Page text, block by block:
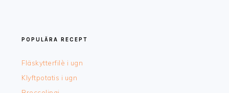
POPULÄRA RECEPT
Fläskytterfilè i ugn
Klyftpotatis i ugn